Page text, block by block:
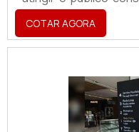
um painel mais
porta de entrada
informativos
mesmo
inteiro.Ambientes
Fachada de
COTAR AGORA